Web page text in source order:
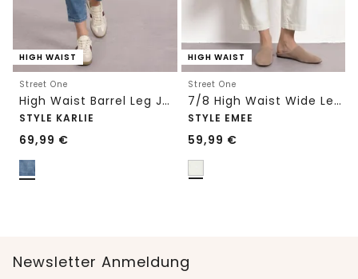
HIGH WAIST
Street One
High Waist Barrel Leg Jeans im Loose Fit
STYLE KARLIE
69,99 €
HIGH WAIST
Street One
7/8 High Waist Wide Leg Jeans im Loose Fit
STYLE EMEE
59,99 €
Newsletter Anmeldung